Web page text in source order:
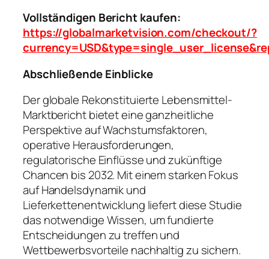
Vollständigen Bericht kaufen:
https://globalmarketvision.com/checkout/?
Abschließende Einblicke
Der globale Rekonstituierte Lebensmittel-
Marktbericht bietet eine ganzheitliche
Perspektive auf Wachstumsfaktoren,
operative Herausforderungen,
regulatorische Einflüsse und zukünftige
Chancen bis 2032. Mit einem starken Fokus
auf Handelsdynamik und
Lieferkettenentwicklung liefert diese Studie
das notwendige Wissen, um fundierte
Entscheidungen zu treffen und
Wettbewerbsvorteile nachhaltig zu sichern.